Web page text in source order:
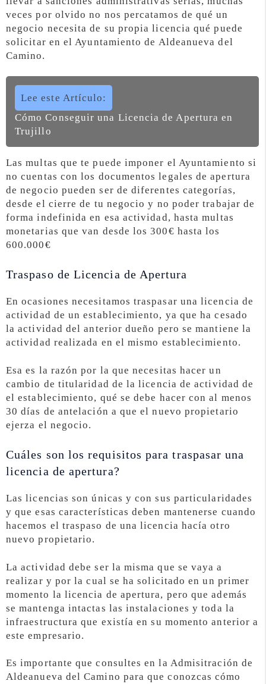
veces por olvido no nos percatamos de qué un
negocio necesita de su propia licencia qué puede
solicitar en el Ayuntamiento de Aldeanueva del
Camino.
Lee este Artículo:
Cómo Conseguir una Licencia de Apertura en
Trujillo
Las multas que te puede imponer el Ayuntamiento si
no cuentas con los documentos legales de apertura
de negocio pueden ser de diferentes categorías,
desde el cierre de tu negocio y no poder trabajar de
forma indefinida en esa actividad, hasta multas
monetarias que van desde los 300€ hasta los
600.000€
Traspaso de Licencia de Apertura
En ocasiones necesitamos traspasar una licencia de
actividad de un establecimiento, ya que ha cesado
la actividad del anterior dueño pero se mantiene la
actividad realizada en el mismo establecimiento.
Esa es la razón por la que necesitas hacer un
cambio de titularidad de la licencia de actividad de
el establecimiento, qué se debe hacer con al menos
30 días de antelación a que el nuevo propietario
ejerza el negocio.
Cuáles son los requisitos para traspasar una
licencia de apertura?
Las licencias son únicas y con sus particularidades
y que esas características deben mantenerse cuando
hacemos el traspaso de una licencia hacía otro
nuevo propietario.
La actividad debe ser la misma que se vaya a
realizar y por la cual se ha solicitado en un primer
momento la licencia de apertura, pero que además
se mantenga intactas las instalaciones y toda la
infraestructura que existía en su momento anterior a
este empresario.
Es importante que consultes en la Admisitración de
Aldeanueva del Camino para que conozcas cómo